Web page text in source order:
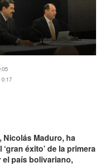
0:17
Nicolás Maduro, ha
éxito’ de la primera
país bolivariano,